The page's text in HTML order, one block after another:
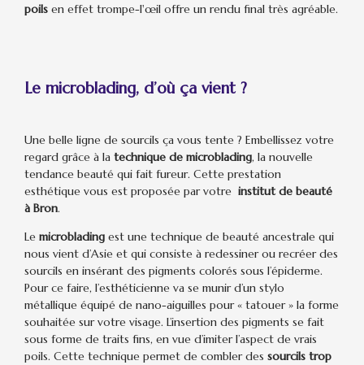
poilsen effet trompe-l'œil offre un rendu final très agréable.
Le microblading, d’où ça vient ?
Une belle ligne de sourcils ça vous tente ? Embellissez votre
regard grâce à la technique de microblading, la nouvelle
tendance beauté qui fait fureur. Cette prestation
esthétique vous est proposée par votre institut de beauté
à Bron.
Le microbladingest une technique de beauté ancestrale qui
nous vient d’Asie et qui consiste à redessiner ou recréer des
sourcils en insérant des pigments colorés sous l’épiderme.
Pour ce faire, l’esthéticienne va se munir d’un stylo
métallique équipé de nano-aiguilles pour « tatouer » la forme
souhaitée sur votre visage. L’insertion des pigments se fait
sous forme de traits fins, en vue d’imiter l’aspect de vrais
poils. Cette technique permet de combler des sourcils trop